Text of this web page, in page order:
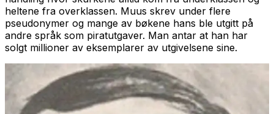
heltene fra overklassen. Muus skrev under flere
pseudonymer og mange av bøkene hans ble utgitt på
andre språk som piratutgaver. Man antar at han har
solgt millioner av eksemplarer av utgivelsene sine.